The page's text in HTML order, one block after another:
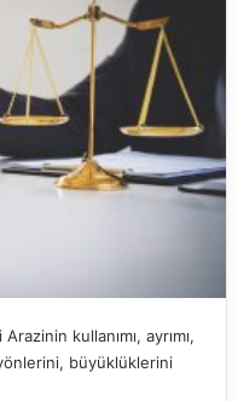
kullanımı, ayrımı,
büyüklüklerini